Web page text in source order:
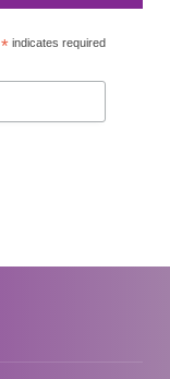
*indicates required